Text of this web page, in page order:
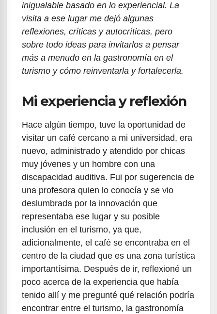
inigualable basado en lo experiencial. La
visita a ese lugar me dejó algunas
reflexiones, críticas y autocríticas, pero
sobre todo ideas para invitarlos a pensar
más a menudo en la gastronomía en el
turismo y cómo reinventarla y fortalecerla.
Mi experiencia y reflexión
Hace algún tiempo, tuve la oportunidad de
visitar un café cercano a mi universidad, era
nuevo, administrado y atendido por chicas
muy jóvenes y un hombre con una
discapacidad auditiva. Fui por sugerencia de
una profesora quien lo conocía y se vio
deslumbrada por la innovación que
representaba ese lugar y su posible
inclusión en el turismo, ya que,
adicionalmente, el café se encontraba en el
centro de la ciudad que es una zona turística
importantísima. Después de ir, reflexioné un
poco acerca de la experiencia que había
tenido allí y me pregunté qué relación podría
encontrar entre el turismo, la gastronomía